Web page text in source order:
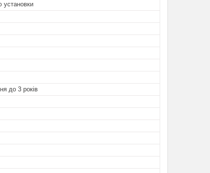
установки
до 3 років